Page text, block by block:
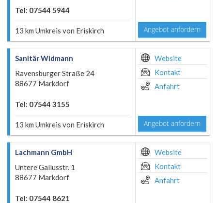
Tel: 07544 5944
13 km Umkreis von Eriskirch Angebot anfordern
Sanitär Widmann
Ravensburger Straße 24
88677 Markdorf
Tel: 07544 3155
13 km Umkreis von Eriskirch
Website
Kontakt
Anfahrt
Angebot anfordern
Lachmann GmbH
Untere Gallusstr. 1
88677 Markdorf
Tel: 07544 8621
Website
Kontakt
Anfahrt